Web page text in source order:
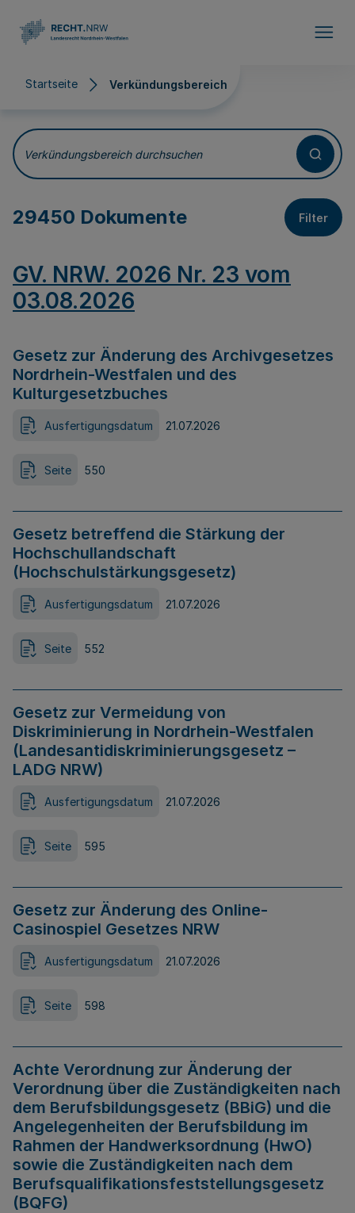
Startseite Verkündungsbereich
Verkündungsbereich
Verkündungsbereich durchsuchen
29450 Dokumente Filter
GV. NRW. 2026 Nr. 23 vom
03.08.2026
Gesetz zur Änderung des Archivgesetzes
Nordrhein-Westfalen und des
Kulturgesetzbuches
Ausfertigungsdatum 21.07.2026
Seite 550
Gesetz betreffend die Stärkung der
Hochschullandschaft
(Hochschulstärkungsgesetz)
Ausfertigungsdatum 21.07.2026
Seite 552
Gesetz zur Vermeidung von
Diskriminierung in Nordrhein-Westfalen
(Landesantidiskriminierungsgesetz –
LADG NRW)
Ausfertigungsdatum 21.07.2026
Seite 595
Gesetz zur Änderung des Online-
Casinospiel Gesetzes NRW
Ausfertigungsdatum 21.07.2026
Seite 598
Achte Verordnung zur Änderung der
Verordnung über die Zuständigkeiten nach
dem Berufsbildungsgesetz (BBiG) und die
Angelegenheiten der Berufsbildung im
Rahmen der Handwerksordnung (HwO)
sowie die Zuständigkeiten nach dem
Berufsqualifikationsfeststellungsgesetz
(BQFG)